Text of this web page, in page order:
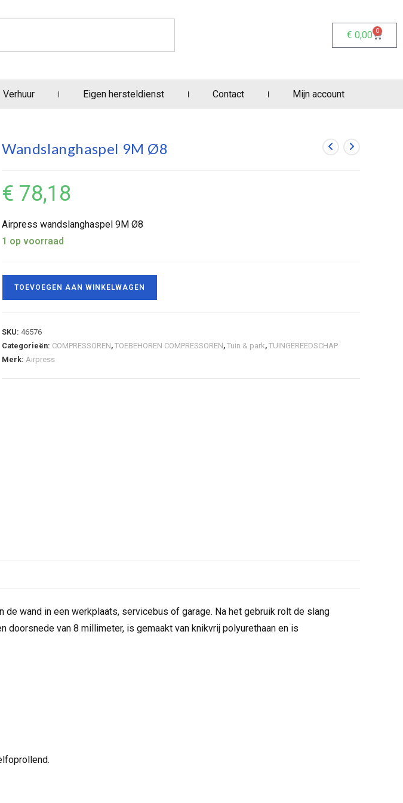
€ 0,00 0
Verhuur Eigen hersteldienst Contact Mijn account
Wandslanghaspel 9M Ø8
€ 78,18
Airpress wandslanghaspel 9M Ø8
1 op voorraad
TOEVOEGEN AAN WINKELWAGEN
SKU: 46576
Categorieën: COMPRESSOREN, TOEBEHOREN COMPRESSOREN, Tuin & park, TUINGEREEDSCHAP
Merk: Airpress
wand in een werkplaats, servicebus of garage. Na het gebruik rolt de slang
van 8 millimeter, is gemaakt van knikvrij polyurethaan en is